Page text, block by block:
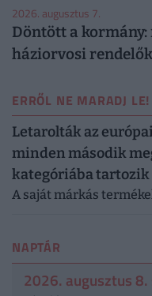
2026. augusztus 7.
Döntött a kormány:
háziorvosi
ERRŐL NE MARADJ LE!
Letarolták az
minden második
kategóriába tartozik
A saját márkás
NAPTÁR
2026. augusztus